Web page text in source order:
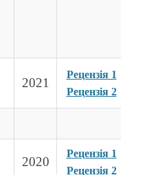
2021
Рецензія 1
Рецензія 2
2020
Рецензія 1
Рецензія 2